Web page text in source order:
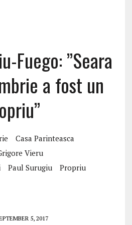
Fuego: ”Seara
a fost un
Casa Parinteasca
Vieru
Paul Surugiu
Propriu
5, 2017